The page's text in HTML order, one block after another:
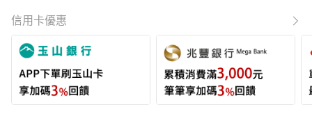
信用卡優惠